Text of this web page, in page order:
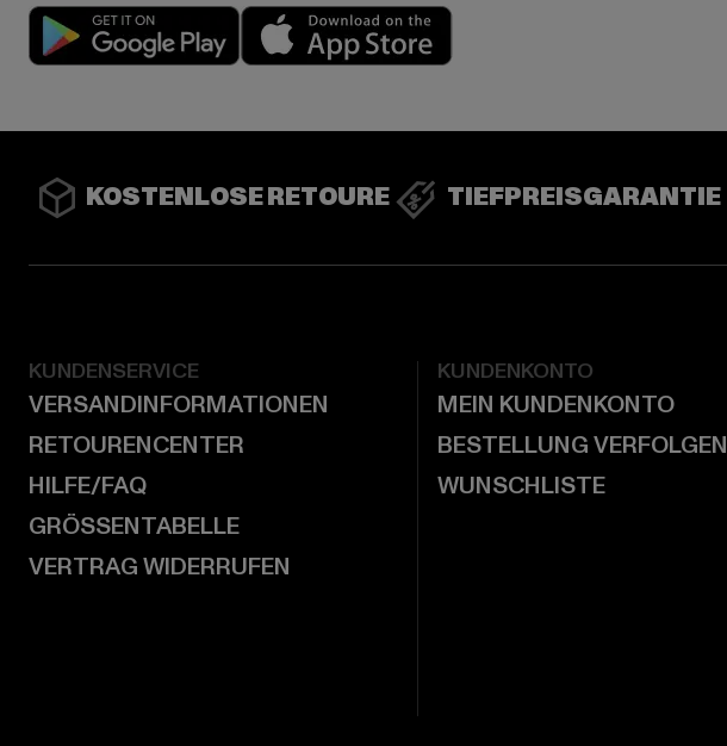
Play market
KOSTENLOSE RETOURE TIEFPREISGARANTIE
KUNDENSERVICE
VERSANDINFORMATIONEN
RETOURENCENTER
HILFE/FAQ
GRÖSSENTABELLE
VERTRAG WIDERRUFEN
KUNDENKONTO
MEIN KUNDENKONTO
BESTELLUNG VERFOLGEN
WUNSCHLISTE